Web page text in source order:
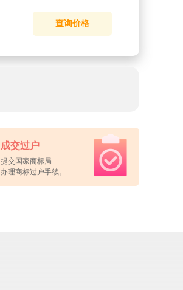
查询价格
成交过户
提交国家商标局
办理商标过户手续。